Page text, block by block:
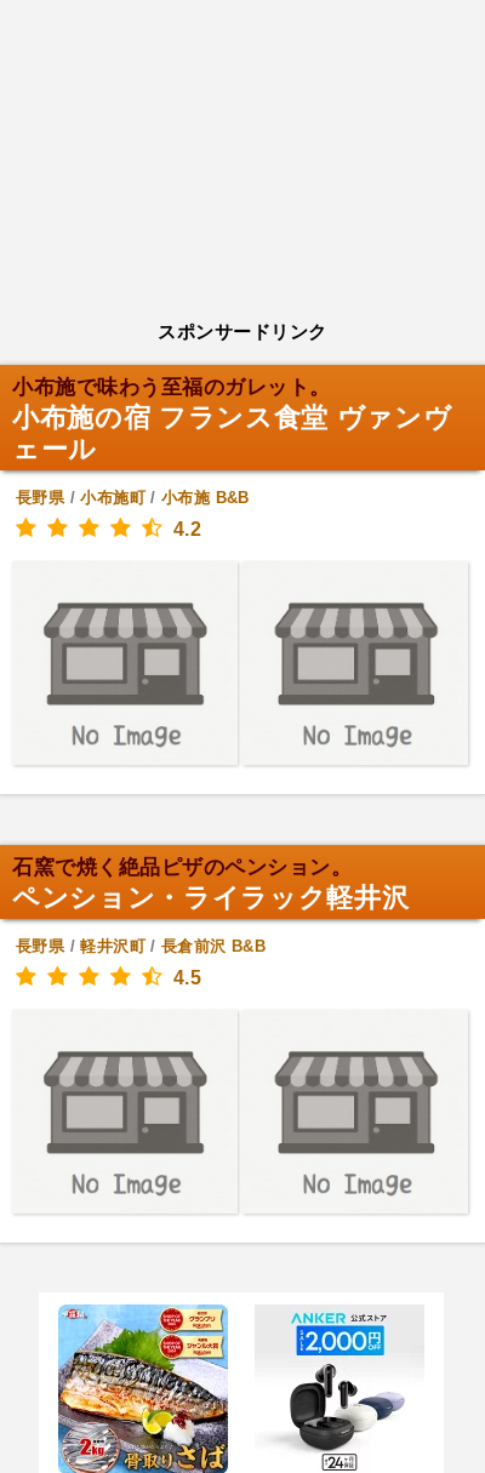
スポンサードリンク
小布施で味わう至福のガレット。
小布施の宿 フランス食堂 ヴァンヴ
ェール
長野県/小布施町/小布施 B&B
4.2
石窯で焼く絶品ピザのペンション。
ペンション・ライラック軽井沢
長野県/軽井沢町/長倉前沢 B&B
4.5